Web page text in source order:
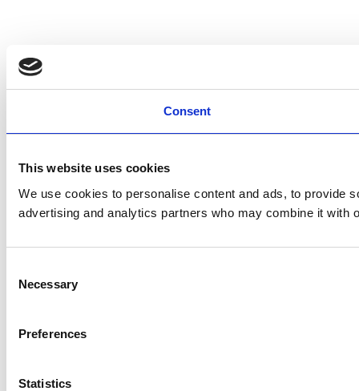
Consent
This website uses cookies
We use cookies to personalise content and ads, to provide
advertising and analytics partners who may combine it with
Selection
Necessary
Preferences
Statistics